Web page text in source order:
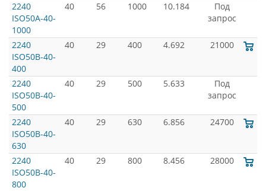
2240
ISO50A-40-
1000
40 56 1000 10.184
Под
запрос
2240
ISO50B-40-
400
40 29 400 4.692 21000
2240
ISO50B-40-
500
40 29 500 5.633
Под
запрос
2240
ISO50B-40-
630
40 29 630 6.856 24700
2240
ISO50B-40-
800
40 29 800 8.456 28000